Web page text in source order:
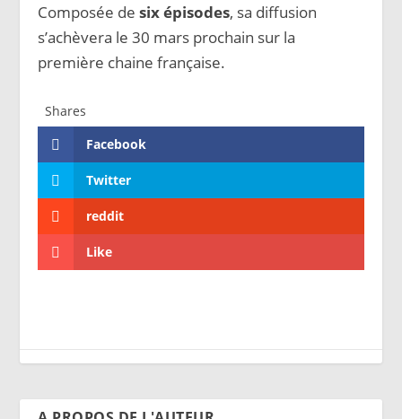
Composée desix épisodes, sa diffusion
s’achèvera le 30 mars prochain sur la
première chaine française.
Shares
Facebook
Twitter
reddit
Like